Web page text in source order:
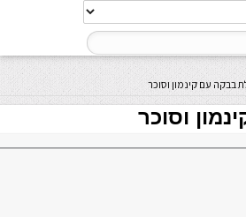
בבקה עם קינמון וסוכר
וסוכר